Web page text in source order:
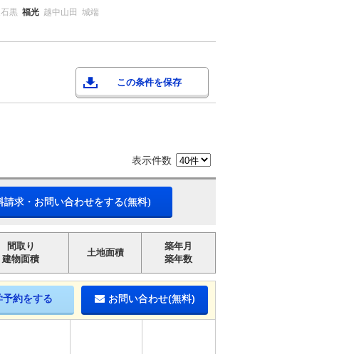
黒 福光 越中山田 城端
この条件を保存
表示件数
請求・お問い合わせをする(無料)
間取り
建物面積
土地面積
築年月
築年数
予約をする お問い合わせ(無料)